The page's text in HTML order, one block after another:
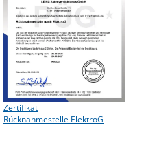
Zertifikat
Rücknahmestelle ElektroG